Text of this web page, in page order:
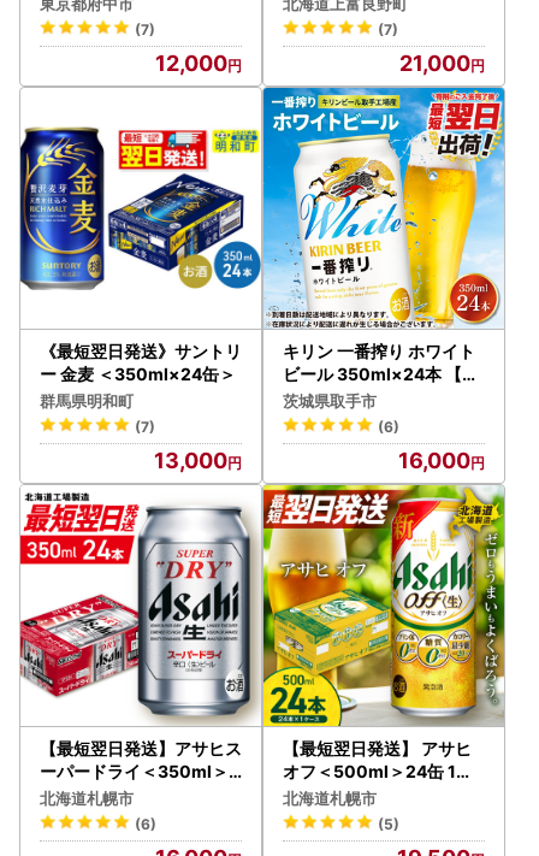
東京都府中市
(7)
12,000
北海道上富良野町
(7)
21,000
《最短翌日発送》サントリ
ー 金麦 ＜350ml×24缶＞
群馬県明和町
(7)
13,000
キリン 一番搾り ホワイト
ビール 350ml×24本 【最
短翌日発送】｜キリンビー
ル スピード 茨城県 取手市
（ZA022）
茨城県取手市
(6)
16,000
【最短翌日発送】アサヒス
ーパードライ＜350ml＞2
4缶 1ケース 北海道工場製
造
北海道札幌市
(6)
【最短翌日発送】 アサヒ
オフ＜500ml＞24缶 1ケ
ース 北海道工場製造
北海道札幌市
(5)